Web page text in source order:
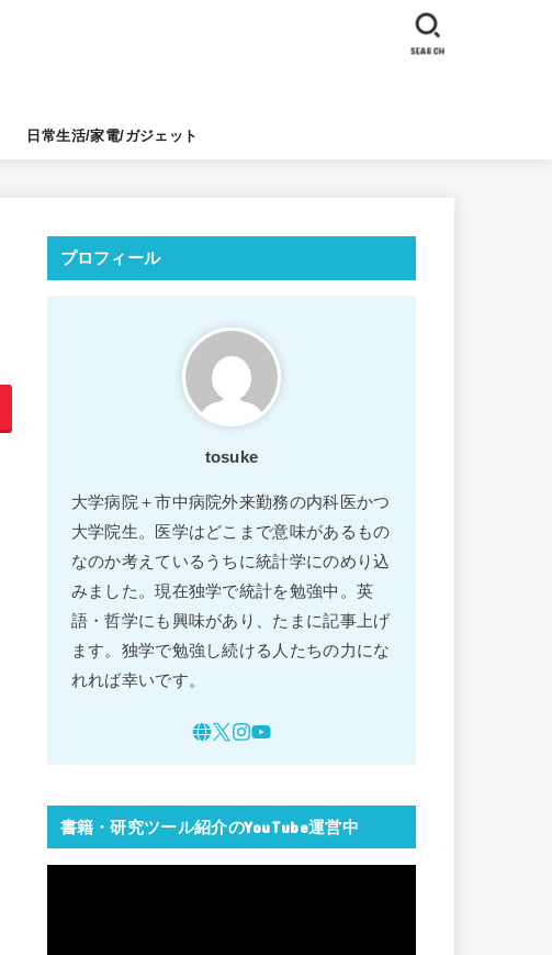
日常生活/家電/ガジェット
SEARCH
プロフィール
tosuke
大学病院＋市中病院外来勤務の内科医かつ
大学院生。医学はどこまで意味があるもの
なのか考えているうちに統計学にのめり込
みました。現在独学で統計を勉強中。英
語・哲学にも興味があり、たまに記事上げ
ます。独学で勉強し続ける人たちの力にな
れれば幸いです。
書籍・研究ツール紹介のYouTube運営中